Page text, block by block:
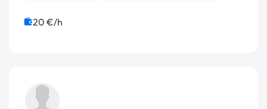
Site clé en main
20 €/h